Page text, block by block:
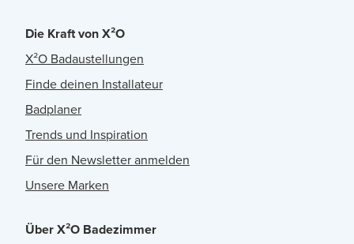
Die Kraft von X²O
X²O Badaustellungen
Finde deinen Installateur
Badplaner
Trends und Inspiration
Für den Newsletter anmelden
Unsere Marken
Über X²O Badezimmer